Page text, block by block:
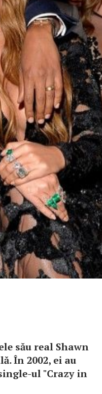
său real Shawn
În 2002, ei au
ul "Crazy in